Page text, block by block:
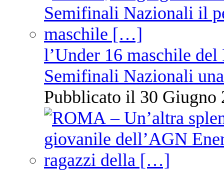
l’Under 16 maschile
Semifinali Nazionali
Pubblicato il 30 Giugno